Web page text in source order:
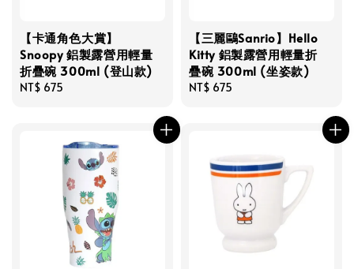
【卡通角色大賞】
Snoopy 鋁製露營用輕量
折疊碗 300ml (登山款)
Regular
NT$ 675
【三麗鷗Sanrio】Hello
Kitty 鋁製露營用輕量折
疊碗 300ml (坐姿款)
Regular
NT$ 675